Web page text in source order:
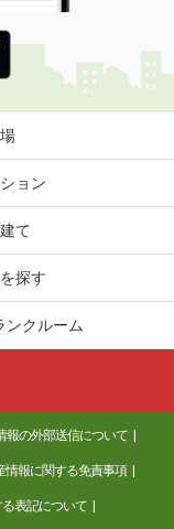
ョン
て
探す
ンクルーム
報の外部送信について
情報に関する免責事項
表記について